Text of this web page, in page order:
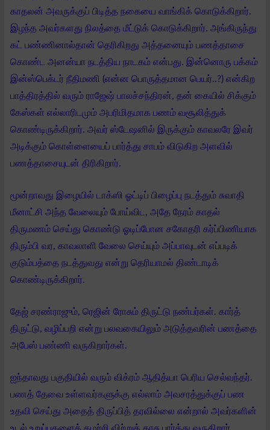
காதலன் அவருக்குப் பிடித்த நகையை வாங்கிக் கொடுக்கிறார்.
இழந்த அவர்களது நிலத்தை மீட்டுக் கொடுக்கிறார். அங்கிருந்து
கட் பண்ணினால்தான் தெரிகிறது அத்தனையும் பணத்தாசை
கொண்ட அனன்யா நடத்திய நாடகம் என்பது. இன்னொரு பக்கம்
இன்ஸ்பெக்டர் நீதிமணி (என்ன பொருத்தமான பெயர்..?) என்கிற
பாத்திரத்தில் வரும் ராஜேஷ் பாலச்சந்திரன், தன் கையில் சிக்கும்
கேஸ்கள் எல்லாரிடமும் அபரிமிதமாக பணம் வசூலித்துக்
கொண்டிருக்கிறார். அவர் ஸ்டேஷனில் இருக்கும் காவலரே இவர்
அடிக்கும் கொள்ளையைப் பார்த்து சாபம் விடுகிற அளவில்
பணத்தாசையுடன் திரிகிறார்.
மூன்றாவது இழையில் டாக்ஸி ஓட்டிப் பிழைப்பு நடத்தும் சுவாதி
மீனாட்சி அந்த வேலையும் போய்விட, அதே நேரம் காதல்
திருமணம் செய்து கொண்டு ஓடிப்போன சகோதரி கர்ப்பிணியாக
திரும்பி வர, காவலாளி வேலை செய்யும் அப்பாவுடன் எப்படிக்
குடும்பத்தை நடத்துவது என்று தெரியாமல் திண்டாடிக்
கொண்டிருக்கிறார்.
தேஜ் சரண்ராஜும், ரெஜின் ரோசும் திருட்டு நண்பர்கள். கார்த்
திருட்டு, வழிப்பறி என்று பலவகையிலும் அடுத்தவரின் பணத்தை
அபேஸ் பண்ணி வருகிறார்கள்.
ஐந்தாவது பகுதியில் வரும் விக்ரம் ஆதித்யா பெரிய செல்வந்தர்.
பணத் தேவை உள்ளவர்களுக்கு எல்லாம் அவசரத்துக்குப் பண
உதவி செய்து அதைத் திருப்பித் தரவில்லை என்றால் அவர்களின்